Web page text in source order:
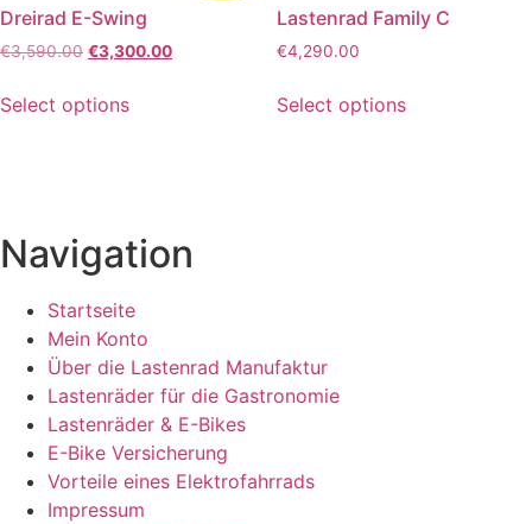
Dreirad E-Swing
€3,590.00 Ursprünglicher
war:
€3,300.00Aktueller
Select options
Lastenrad Family C
€4,290.00
Select options
Navigation
Startseite
Mein Konto
Über die Lastenrad Manufaktur
Lastenräder für die Gastronomie
Lastenräder & E-Bikes
E-Bike Versicherung
Vorteile eines Elektrofahrrads
Impressum